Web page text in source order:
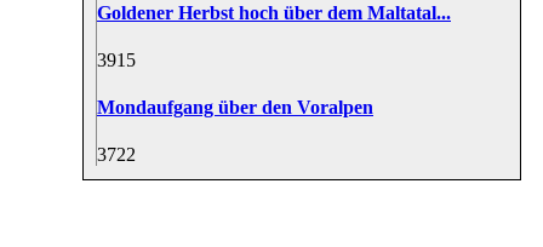
Goldener Herbst hoch über dem Maltatal...
3915
Mondaufgang über den Voralpen
3722